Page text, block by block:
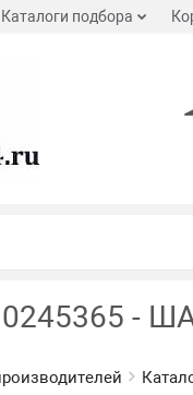
Каталоги подбора
-